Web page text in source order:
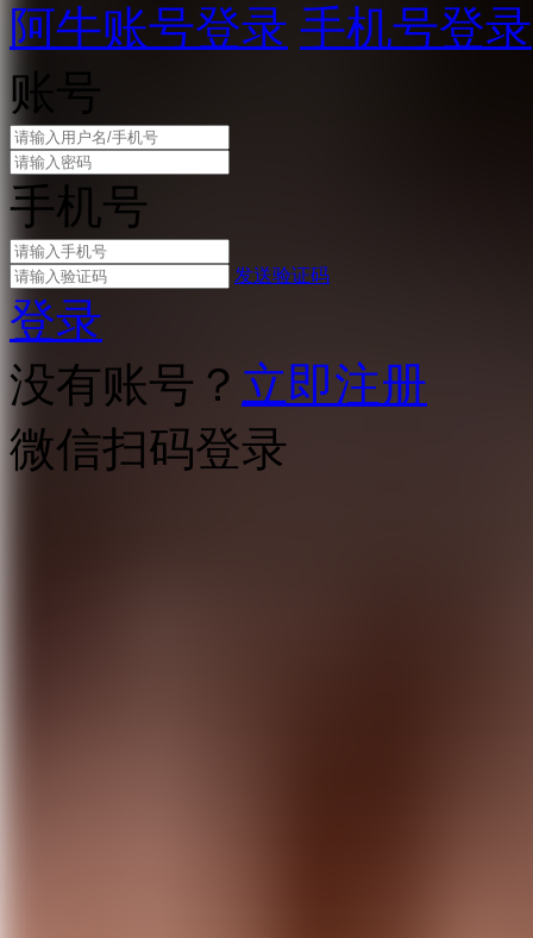
阿牛账号登录 手机号登录
账号
手机号
发送验证码
登录
没有账号？ 立即注册
微信扫码登录